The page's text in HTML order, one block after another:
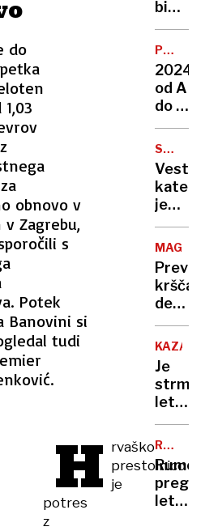
do
obnovo v
Zagrebu,
s
Potek
Banovini si
tudi
H rvaško
prestolnico
je
potres
z
vesti
bi
zajeli
prvega
vojaka
LETA
2024
od A
do Ž
v
Od
selitve
arhiva
do
ŽIVALI
Veste,
katera
je
najbolj
žival
na
svetu?
AfD
pa z
vsemi
topovi
Je
letalo
ruska
zračna
RUMENE
NOVICE
leta: